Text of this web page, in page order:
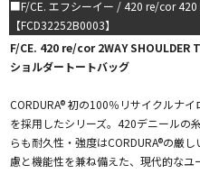
■F/CE. エフシーイー / 420 re/cor
【FCD32252B0003】
F/CE. 420 re/cor 2WAY SHOULDER
ショルダートートバッグ
CORDURA® 初の100％リサイクルナイ
を採用したシリーズ。420デニールの
らも耐久性・強度はCORDURA®の厳
慮と機能性を兼ね備えた、現代的なユ